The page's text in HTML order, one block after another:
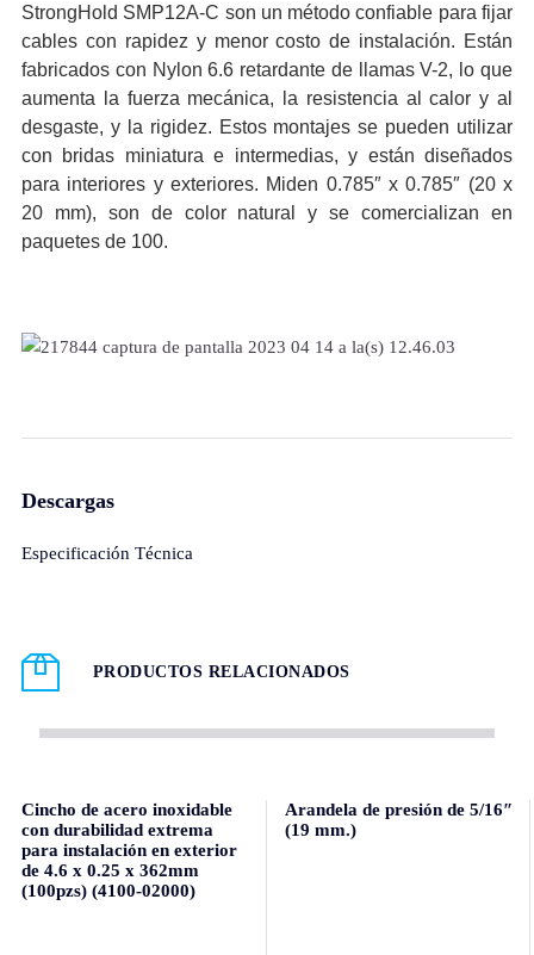
StrongHold SMP12A-C son un método confiable para fijar
cables con rapidez y menor costo de instalación. Están
fabricados con Nylon 6.6 retardante de llamas V-2, lo que
aumenta la fuerza mecánica, la resistencia al calor y al
desgaste, y la rigidez. Estos montajes se pueden utilizar
con bridas miniatura e intermedias, y están diseñados
para interiores y exteriores. Miden 0.785″ x 0.785″ (20 x
20 mm), son de color natural y se comercializan en
paquetes de 100.
Descargas
Especificación Técnica
PRODUCTOS RELACIONADOS
Cincho de acero inoxidable
con durabilidad extrema
para instalación en exterior
de 4.6 x 0.25 x 362mm
(100pzs) (4100-02000)
Arandela de presión de 5/16″
(19 mm.)